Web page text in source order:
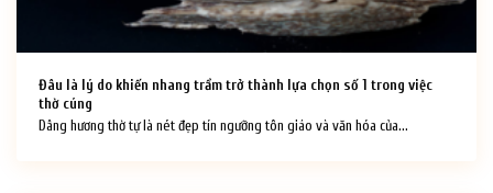
Đâu là lý do khiến nhang trầm trở thành lựa chọn số 1 trong việc
thờ cúng
Dâng hương thờ tự là nét đẹp tín ngưỡng tôn giáo và văn hóa của...